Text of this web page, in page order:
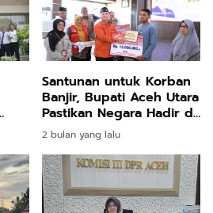
Santunan untuk Korban
Banjir, Bupati Aceh Utara
Pastikan Negara Hadir di
Tengah Duka
2 bulan yang lalu